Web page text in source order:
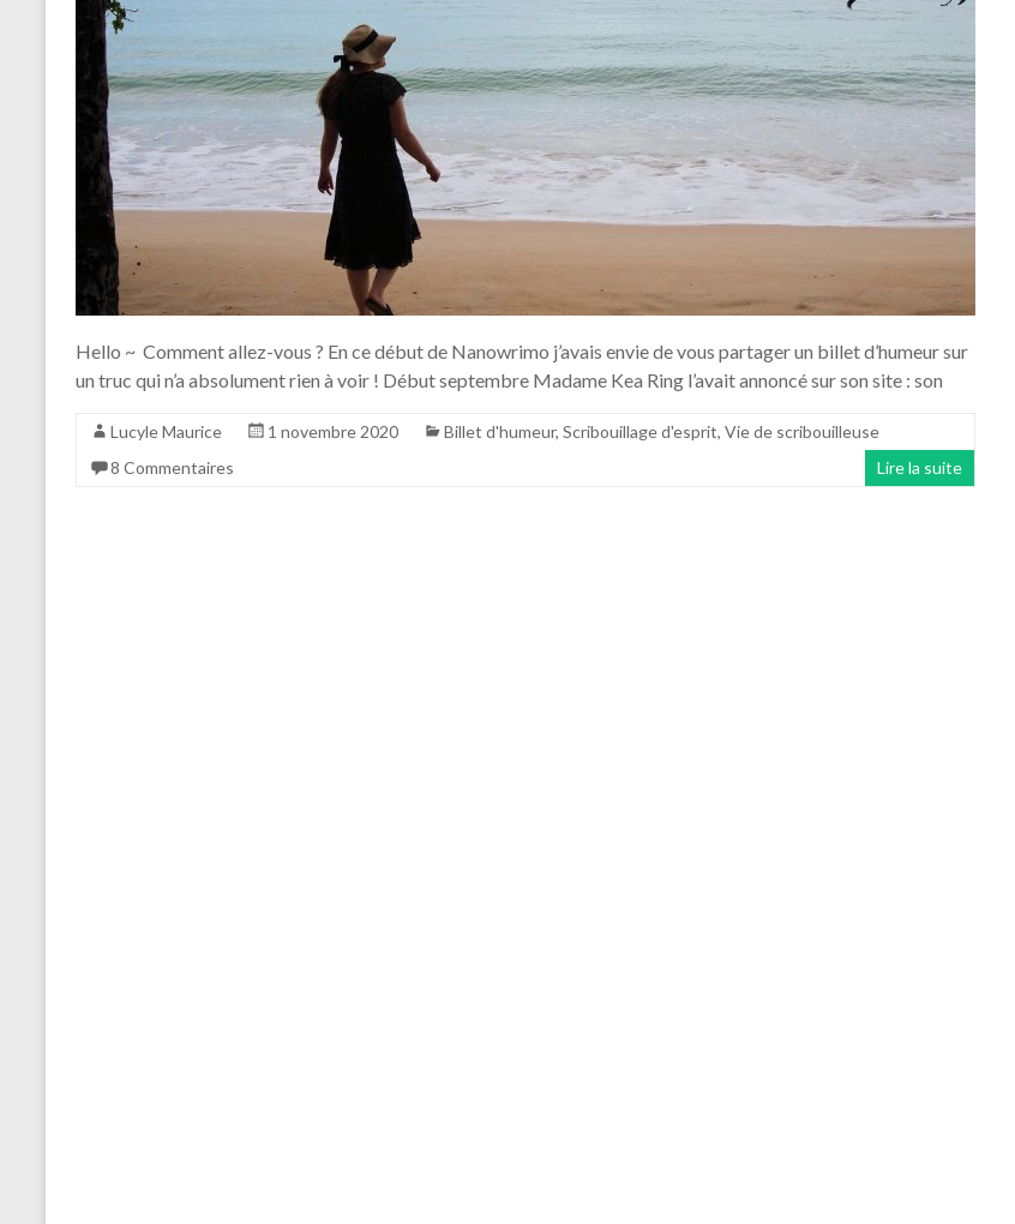
Hello ~ Comment allez-vous ? En ce début de Nanowrimo j’avais envie de vous partager un billet d’humeur sur
un truc qui n’a absolument rien à voir ! Début septembre Madame Kea Ring l’avait annoncé sur son site : son
Lucyle Maurice 1 novembre 2020 Billet d'humeur, Scribouillage d'esprit, Vie de scribouilleuse
8 Commentaires
Lire la suite